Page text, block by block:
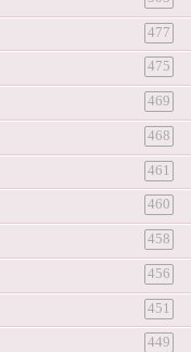
477
475
469
468
461
460
458
456
451
449